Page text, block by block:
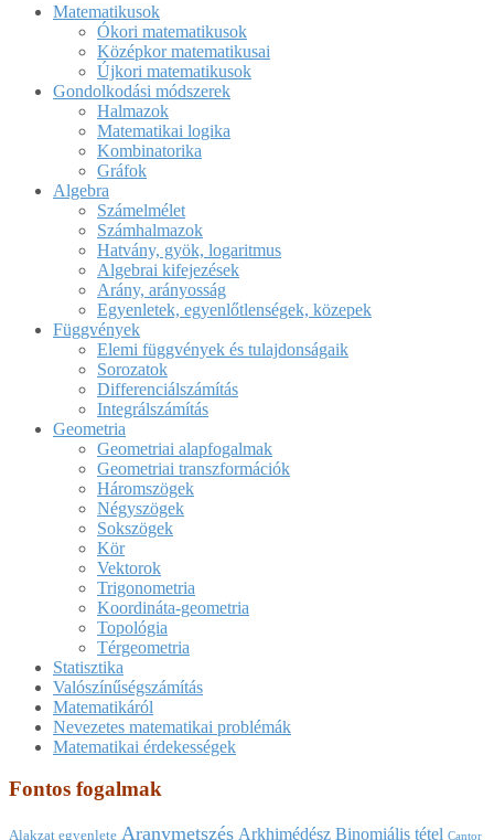
Matematikusok
Ókori matematikusok
Középkor matematikusai
Újkori matematikusok
Gondolkodási módszerek
Halmazok
Matematikai logika
Kombinatorika
Gráfok
Algebra
Számelmélet
Számhalmazok
Hatvány, gyök, logaritmus
Algebrai kifejezések
Arány, arányosság
Egyenletek, egyenlőtlenségek, közepek
Függvények
Elemi függvények és tulajdonságaik
Sorozatok
Differenciálszámítás
Integrálszámítás
Geometria
Geometriai alapfogalmak
Geometriai transzformációk
Háromszögek
Négyszögek
Sokszögek
Kör
Vektorok
Trigonometria
Koordináta-geometria
Topológia
Térgeometria
Statisztika
Valószínűségszámítás
Matematikáról
Nevezetes matematikai problémák
Matematikai érdekességek
Fontos fogalmak
Alakzat egyenlete Aranymetszés Arkhimédész Binomiális tétel Cantor